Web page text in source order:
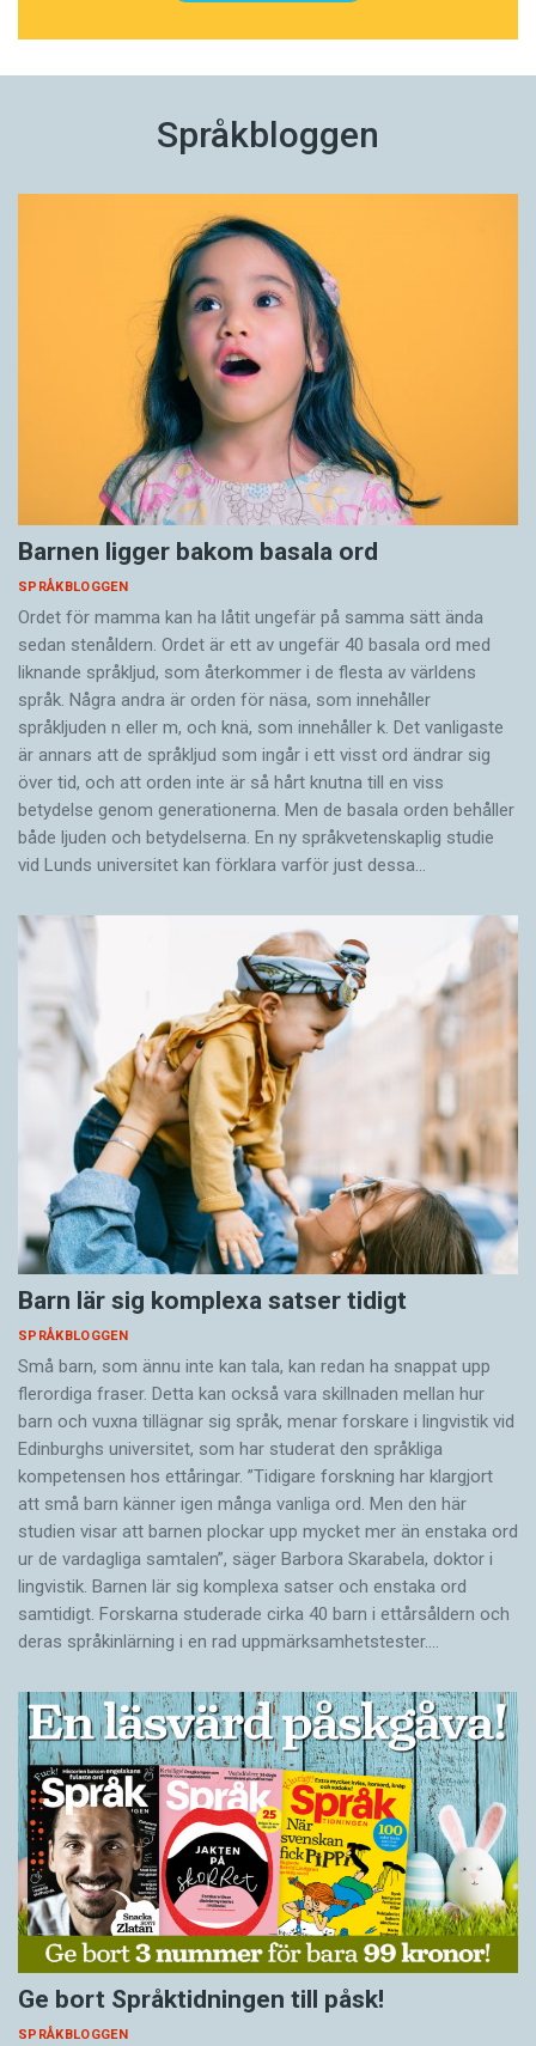
Språkbloggen
Barnen ligger bakom basala ord
SPRÅKBLOGGEN
Ordet för mamma kan ha låtit ungefär på samma sätt ända
sedan stenåldern. Ordet är ett av ungefär 40 basala ord med
liknande språkljud, som återkommer i de flesta av världens
språk. Några andra är orden för näsa, som innehåller
språkljuden n eller m, och knä, som innehåller k. Det vanligaste
är annars att de språkljud som ingår i ett visst ord ändrar sig
över tid, och att orden inte är så hårt knutna till en viss
betydelse genom generationerna. Men de basala orden behåller
både ljuden och betydelserna. En ny språkvetenskaplig studie
vid Lunds universitet kan förklara varför just dessa…
Barn lär sig komplexa satser tidigt
SPRÅKBLOGGEN
Små barn, som ännu inte kan tala, kan redan ha snappat upp
flerordiga fraser. Detta kan också vara skillnaden mellan hur
barn och vuxna tillägnar sig språk, menar forskare i lingvistik vid
Edinburghs universitet, som har studerat den språkliga
kompetensen hos ettåringar. ”Tidigare forskning har klargjort
att små barn känner igen många vanliga ord. Men den här
studien visar att barnen plockar upp mycket mer än enstaka ord
ur de vardagliga samtalen”, säger Barbora Skarabela, doktor i
lingvistik. Barnen lär sig komplexa satser och enstaka ord
samtidigt. Forskarna studerade cirka 40 barn i ettårsåldern och
deras språkinlärning i en rad uppmärksamhetstester.…
Ge bort Språktidningen till påsk!
SPRÅKBLOGGEN